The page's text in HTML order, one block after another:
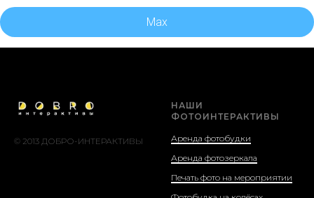
Max
© 2013 ДОБРО-ИНТЕРАКТИВЫ
НАШИ
ФОТОИНТЕРАКТИВЫ
Аренда фотобудки
Аренда фотозеркала
Печать фото на мероприятии